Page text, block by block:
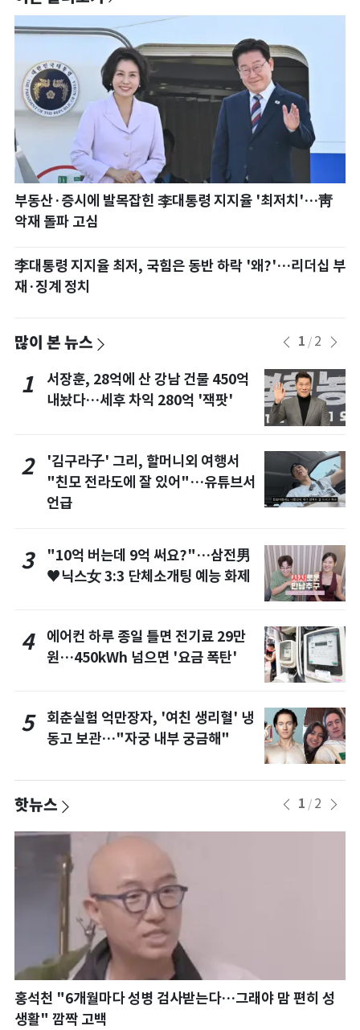
부동산·증시에 발목잡힌 李대통령 지지율 '최저치'…靑
악재 돌파 고심
李대통령 지지율 최저, 국힘은 동반 하락 '왜?'…리더십 부
재·징계 정치
많이 본 뉴스 1 / 2
1
서장훈, 28억에 산 강남 건물 450억
내놨다…세후 차익 280억 '잭팟'
2
'김구라子' 그리, 할머니외 여행서
"친모 전라도에 잘 있어"…유튜브서
언급
3
"10억 버는데 9억 써요?"…삼전男
♥닉스女 3:3 단체소개팅 예능 화제
4
에어컨 하루 종일 틀면 전기료 29만
원…450kWh 넘으면 '요금 폭탄'
5
회춘실험 억만장자, '여친 생리혈' 냉
동고 보관…"자궁 내부 궁금해"
핫뉴스 1 / 2
홍석천 "6개월마다 성병 검사받는다…그래야 맘 편히 성
생활" 깜짝 고백